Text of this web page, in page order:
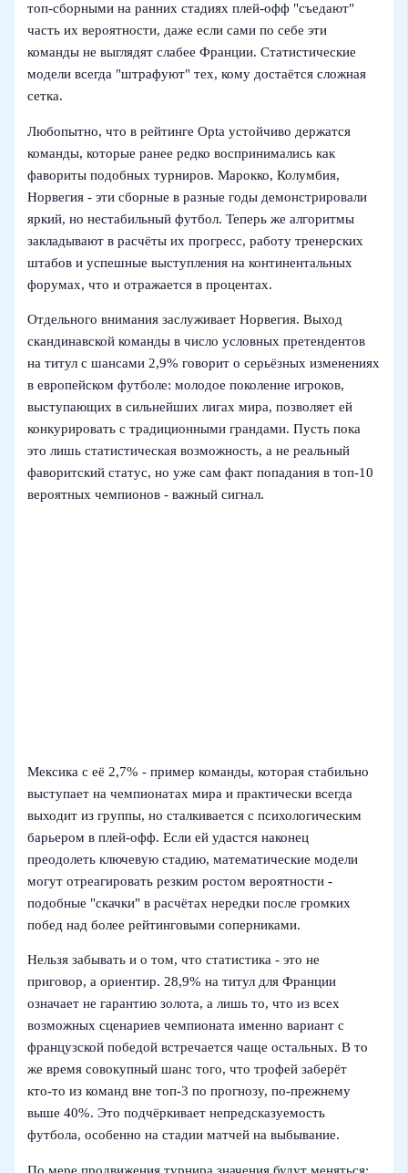
топ‑сборными на ранних стадиях плей‑офф "съедают"
часть их вероятности, даже если сами по себе эти
команды не выглядят слабее Франции. Статистические
модели всегда "штрафуют" тех, кому достаётся сложная
сетка.
Любопытно, что в рейтинге Opta устойчиво держатся
команды, которые ранее редко воспринимались как
фавориты подобных турниров. Марокко, Колумбия,
Норвегия - эти сборные в разные годы демонстрировали
яркий, но нестабильный футбол. Теперь же алгоритмы
закладывают в расчёты их прогресс, работу тренерских
штабов и успешные выступления на континентальных
форумах, что и отражается в процентах.
Отдельного внимания заслуживает Норвегия. Выход
скандинавской команды в число условных претендентов
на титул с шансами 2,9% говорит о серьёзных изменениях
в европейском футболе: молодое поколение игроков,
выступающих в сильнейших лигах мира, позволяет ей
конкурировать с традиционными грандами. Пусть пока
это лишь статистическая возможность, а не реальный
фаворитский статус, но уже сам факт попадания в топ‑10
вероятных чемпионов - важный сигнал.
Мексика с её 2,7% - пример команды, которая стабильно
выступает на чемпионатах мира и практически всегда
выходит из группы, но сталкивается с психологическим
барьером в плей‑офф. Если ей удастся наконец
преодолеть ключевую стадию, математические модели
могут отреагировать резким ростом вероятности -
подобные "скачки" в расчётах нередки после громких
побед над более рейтинговыми соперниками.
Нельзя забывать и о том, что статистика - это не
приговор, а ориентир. 28,9% на титул для Франции
означает не гарантию золота, а лишь то, что из всех
возможных сценариев чемпионата именно вариант с
французской победой встречается чаще остальных. В то
же время совокупный шанс того, что трофей заберёт
кто‑то из команд вне топ‑3 по прогнозу, по‑прежнему
выше 40%. Это подчёркивает непредсказуемость
футбола, особенно на стадии матчей на выбывание.
По мере продвижения турнира значения будут меняться: